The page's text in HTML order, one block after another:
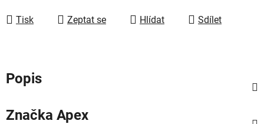
Tisk
Zeptat se Hlídat Sdílet
Popis
Značka Apex